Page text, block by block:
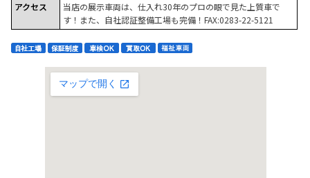
アクセス
当店の展示車両は、仕入れ30年のプロの眼で見た上質車で
す！また、自社認証整備工場も完備！FAX:0283-22-5121